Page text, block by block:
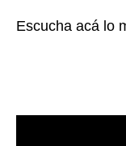
Escucha acá lo